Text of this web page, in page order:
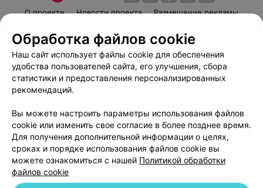
О проекте Новости проекта
Размещение рекламы
Пользовательское соглашение
Способы оплаты
Вакансии
Партнеры
Написать руководителю 103.by
Персональные настройки cookie
Обработка персональных данных
Обработка файлов cookie
Наш сайт использует файлы cookie для обеспечения
удобства пользователей сайта, его улучшения, сбора
статистики и предоставления персонализированных
рекомендаций.
Вы можете настроить параметры использования файлов
cookie или изменить свое согласие в более позднее время.
Для получения дополнительной информации о целях,
сроках и порядке использования файлов cookie вы
можете ознакомиться с нашей Политикой обработки
файлов cookie